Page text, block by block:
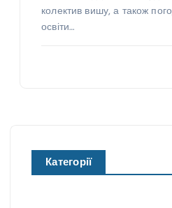
колектив вишу, а також
освіти…
Категорії